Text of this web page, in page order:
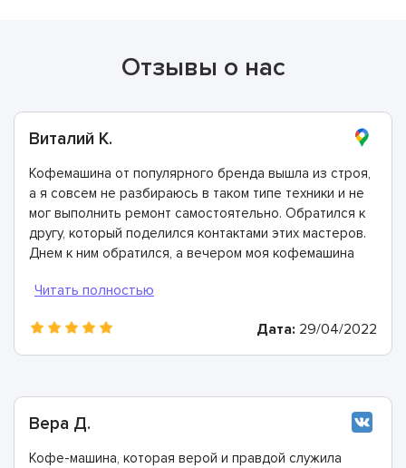
Отзывы о нас
Виталий К.
Кофемашина от популярного бренда вышла из строя,
а я совсем не разбираюсь в таком типе техники и не
мог выполнить ремонт самостоятельно. Обратился к
другу, который поделился контактами этих мастеров.
Днем к ним обратился, а вечером моя кофемашина
Дата: 29/04/2022
Вера Д.
Кофе-машина, которая верой и правдой служила